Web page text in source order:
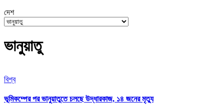
দেশ
ভানুয়াতু
বিশ্ব
ভূমিকম্পের পর ভানুয়াতুতে চলছে উদ্ধারকাজ, ১৪ জনের মৃত্যু